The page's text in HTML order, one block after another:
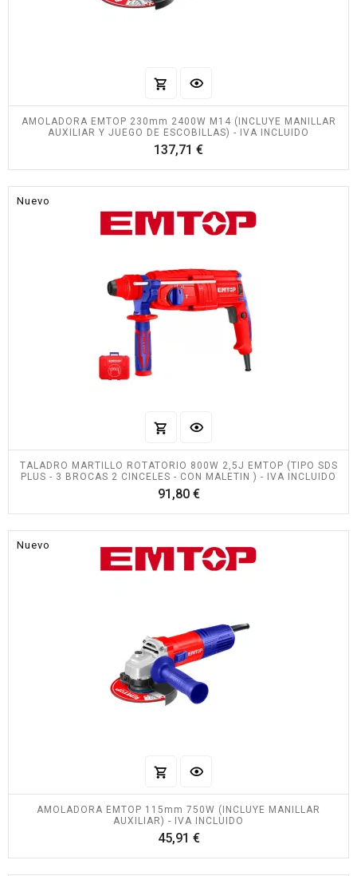
AMOLADORA EMTOP 230mm 2400W M14 (INCLUYE MANILLAR
AUXILIAR Y JUEGO DE ESCOBILLAS) - IVA INCLUIDO
137,71 €Precio
Nuevo
TALADRO MARTILLO ROTATORIO 800W 2,5J EMTOP (TIPO SDS
PLUS - 3 BROCAS 2 CINCELES - CON MALETIN ) - IVA INCLUIDO
91,80 €Precio
Nuevo
AMOLADORA EMTOP 115mm 750W (INCLUYE MANILLAR
AUXILIAR) - IVA INCLUIDO
45,91 €Precio